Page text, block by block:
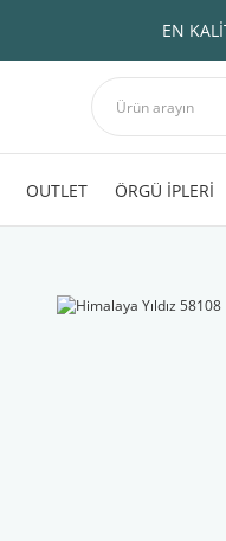
EN
OUTLET ÖRGÜ İPLERİ